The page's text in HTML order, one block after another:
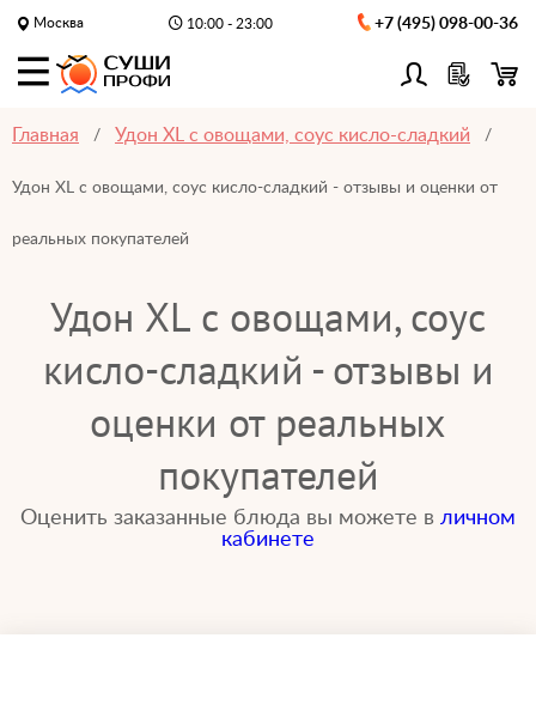
Москва 10:00 - 23:00 +7 (495) 098-00-36
Главная Удон XL с овощами, соус кисло-сладкий
Удон XL с овощами, соус кисло-сладкий - отзывы и оценки от
реальных покупателей
Удон XL с овощами, соус
кисло-сладкий - отзывы и
оценки от реальных
покупателей
Оценить заказанные блюда вы можете в личном
кабинете